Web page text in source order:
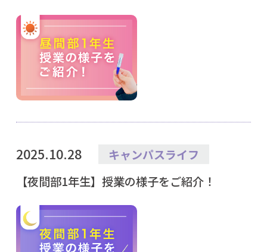
2025.10.28
キャンパスライフ
【夜間部1年生】授業の様子をご紹介！